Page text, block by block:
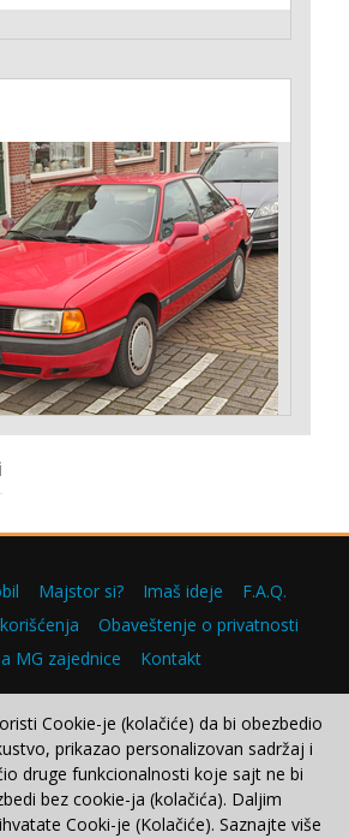
Majstor si? Imaš ideje
F.A.Q.
Obaveštenje o privatnosti
MG zajednice
Kontakt
Copyright © 2000–2026.
Cookie-je (kolačiće) da bi obezbedio
prikazao personalizovan sadržaj i
druge funkcionalnosti koje sajt ne bi
bez cookie-ja (kolačića). Daljim
Cooki-je (Kolačiće). Saznajte više